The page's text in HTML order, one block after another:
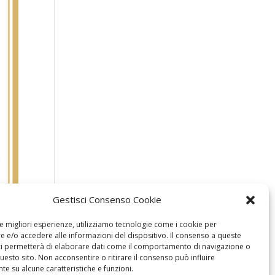
Gestisci Consenso Cookie
migliori esperienze, utilizziamo tecnologie come i cookie per
e/o accedere alle informazioni del dispositivo. Il consenso a queste
permetterà di elaborare dati come il comportamento di navigazione o
sito. Non acconsentire o ritirare il consenso può influire
su alcune caratteristiche e funzioni.